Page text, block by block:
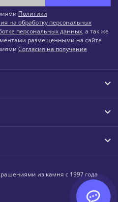
Политики
на обработку персональных
персональных данных, а так же
размещенными на сайте
Согласия на получение
из камня с 1997 года